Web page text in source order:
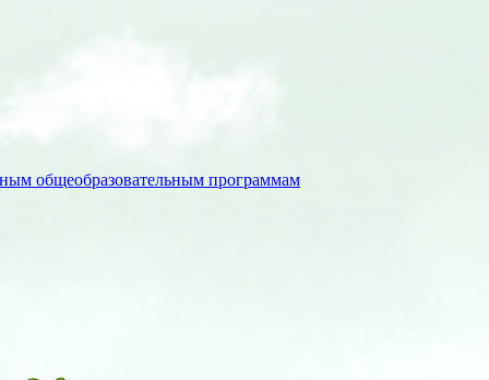
общеобразовательным программам